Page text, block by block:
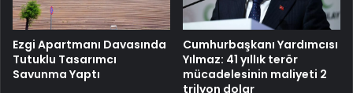
Ezgi Apartmanı Davasında
Tutuklu Tasarımcı
Savunma Yaptı
Cumhurbaşkanı Yardımcısı
Yılmaz: 41 yıllık terör
mücadelesinin maliyeti 2
trilyon dolar